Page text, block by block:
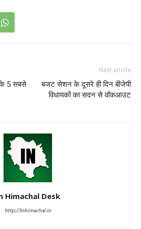
के 5 सबसे
Next article
बजट सेशन के दूसरे ही दिन बीजेपी
विधायकों का सदन से वॉकआउट
Himachal Desk
http://Inhimachal.in